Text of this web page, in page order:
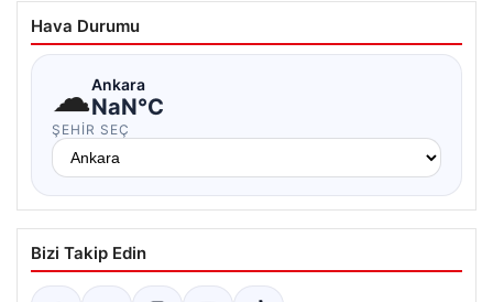
Hava Durumu
☁Ankara
NaN°C
ŞEHIR SEÇ
Bizi Takip Edin